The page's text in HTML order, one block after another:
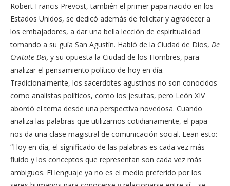
Robert Francis Prevost, también el primer papa nacido en los
Estados Unidos, se dedicó además de felicitar y agradecer a
los embajadores, a dar una bella lección de espiritualidad
tomando a su guía San Agustín. Habló de la Ciudad de Dios, De
Civitate Dei, y su opuesta la Ciudad de los Hombres, para
analizar el pensamiento político de hoy en día.
Tradicionalmente, los sacerdotes agustinos no son conocidos
como analistas políticos, como los jesuitas, pero León XIV
abordó el tema desde una perspectiva novedosa. Cuando
analiza las palabras que utilizamos cotidianamente, el papa
nos da una clase magistral de comunicación social. Lean esto:
“Hoy en día, el significado de las palabras es cada vez más
fluido y los conceptos que representan son cada vez más
ambiguos. El lenguaje ya no es el medio preferido por los